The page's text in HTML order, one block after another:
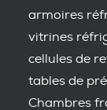
armoires
vitrines
cellules de
tables de
Chambres